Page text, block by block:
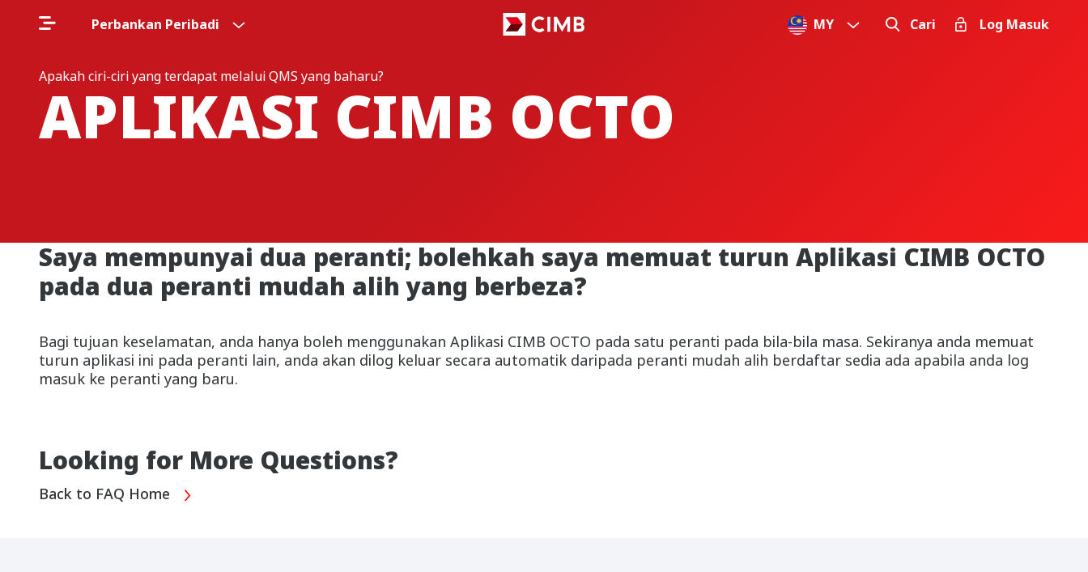
Perbankan Peribadi MY Cari Log Masuk
Apakah ciri-ciri yang terdapat melalui QMS yang baharu?
APLIKASI CIMB OCTO
Saya mempunyai dua peranti; bolehkah saya memuat turun Aplikasi CIMB OCTO
pada dua peranti mudah alih yang berbeza?
Bagi tujuan keselamatan, anda hanya boleh menggunakan Aplikasi CIMB OCTO pada satu peranti pada bila-bila masa. Sekiranya anda memuat
turun aplikasi ini pada peranti lain, anda akan dilog keluar secara automatik daripada peranti mudah alih berdaftar sedia ada apabila anda log
masuk ke peranti yang baru.
Looking for More Questions?
Back to FAQ Home